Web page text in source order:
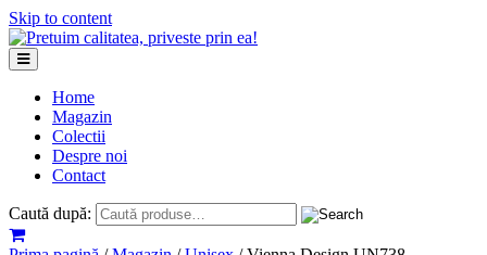
Skip to content
Home
Magazin
Colectii
Despre noi
Contact
Caută după: